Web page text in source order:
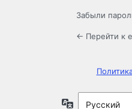
Забыли
← Перейти к
Язык